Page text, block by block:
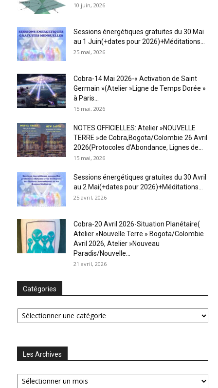
10 juin, 2026
Sessions énergétiques gratuites du 30 Mai
au 1 Juin(+dates pour 2026)+Méditations...
25 mai, 2026
Cobra-14 Mai 2026-« Activation de Saint
Germain »(Atelier »Ligne de Temps Dorée »
à Paris...
15 mai, 2026
NOTES OFFICIELLES: Atelier »NOUVELLE
TERRE »de Cobra,Bogota/Colombie 26 Avril
2026(Protocoles d’Abondance, Lignes de...
15 mai, 2026
Sessions énergétiques gratuites du 30 Avril
au 2 Mai(+dates pour 2026)+Méditations...
25 avril, 2026
Cobra-20 Avril 2026-Situation Planétaire(
Atelier »Nouvelle Terre » Bogota/Colombie
Avril 2026, Atelier »Nouveau
Paradis/Nouvelle...
21 avril, 2026
Catégories
Catégories
Les Archives
Les
Archives